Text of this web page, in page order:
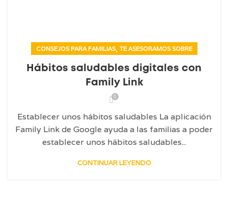
CONSEJOS PARA FAMILIAS, TE ASESORAMOS SOBRE
Hábitos saludables digitales con
Family Link
0
Establecer unos hábitos saludables La aplicación
Family Link de Google ayuda a las familias a poder
establecer unos hábitos saludables...
CONTINUAR LEYENDO